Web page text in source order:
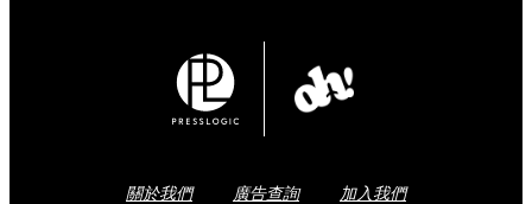
關於我們 廣告查詢 加入我們